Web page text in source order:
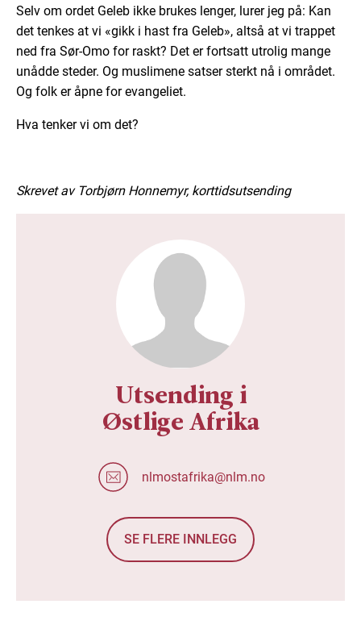
Selv om ordet Geleb ikke brukes lenger, lurer jeg på: Kan
det tenkes at vi «gikk i hast fra Geleb», altså at vi trappet
ned fra Sør-Omo for raskt? Det er fortsatt utrolig mange
unådde steder. Og muslimene satser sterkt nå i området.
Og folk er åpne for evangeliet.
Hva tenker vi om det?
Skrevet av Torbjørn Honnemyr, korttidsutsending
Utsending i
Østlige Afrika
nlmostafrika@nlm.no
SE FLERE INNLEGG